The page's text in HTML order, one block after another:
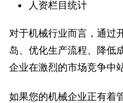
人资栏目统计
对于机械行业而言，通过
岛、优化生产流程、降低
企业在激烈的市场竞争中
如果您的机械企业正有着